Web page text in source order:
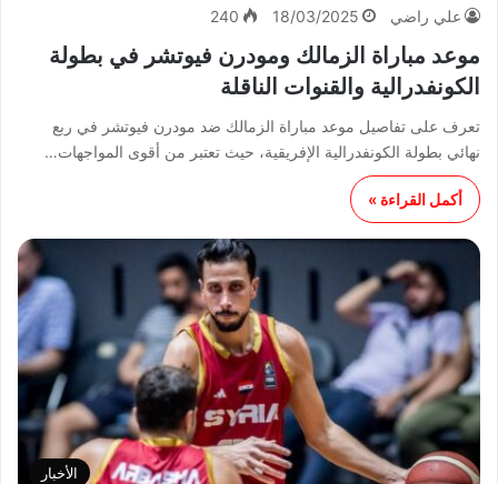
علي راضي 18/03/2025
240
موعد مباراة الزمالك ومودرن فيوتشر في بطولة
الكونفدرالية والقنوات الناقلة
تعرف على تفاصيل موعد مباراة الزمالك ضد مودرن فيوتشر في ربع
نهائي بطولة الكونفدرالية الإفريقية، حيث تعتبر من أقوى المواجهات…
أكمل القراءة »
الأخبار